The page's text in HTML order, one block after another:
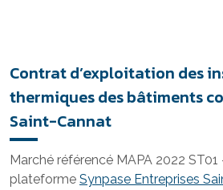
Contrat d’exploitation des
thermiques des bâtiments
Saint-Cannat
Marché référencé MAPA 2022
plateforme Synpase Entreprises